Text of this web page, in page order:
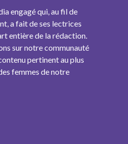
engagé qui, au fil de
a fait de ses lectrices
entière de la rédaction.
sur notre communauté
pertinent au plus
femmes de notre